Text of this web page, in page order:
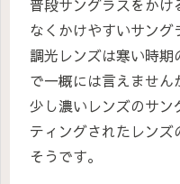
普段サングラスをか
なくかけやすいサング
調光レンズは寒い時
で一概には言えません
少し濃いレンズのサン
ティングされたレン
そうです。